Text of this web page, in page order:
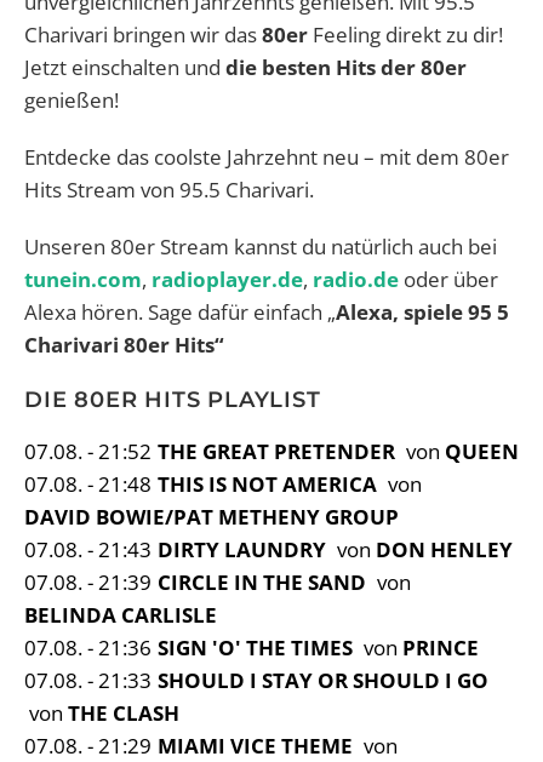
Charivari bringen wir das80er Feeling direkt zu dir!
Jetzt einschalten und die besten Hits der 80er
genießen!
Entdecke das coolste Jahrzehnt neu – mit dem 80er
Hits Stream von 95.5 Charivari.
Unseren 80er Stream kannst du natürlich auch bei
tunein.com, radioplayer.de, radio.de oder über
Alexa hören. Sage dafür einfach „Alexa, spiele 95 5
Charivari 80er Hits“
DIE 80ER HITS PLAYLIST
07.08. - 21:52 THE GREAT PRETENDER von QUEEN
07.08. - 21:48 THIS IS NOT AMERICA von
DAVID BOWIE/PAT METHENY GROUP
07.08. - 21:43 DIRTY LAUNDRY von DON HENLEY
07.08. - 21:39 CIRCLE IN THE SAND von
BELINDA CARLISLE
07.08. - 21:36 SIGN 'O' THE TIMES von PRINCE
07.08. - 21:33 SHOULD I STAY OR SHOULD I GO
von THE CLASH
07.08. - 21:29 MIAMI VICE THEME von